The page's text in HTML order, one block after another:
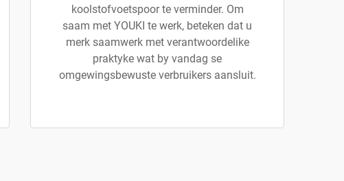
koolstofvoetspoor te verminder. Om
saam met YOUKI te werk, beteken dat u
merk saamwerk met verantwoordelike
praktyke wat by vandag se
omgewingsbewuste verbruikers aansluit.